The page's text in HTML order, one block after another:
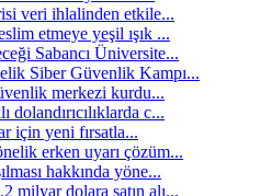
veri ihlalinden etkile...
etmeye yeşil ışık ...
Sabancı Üniversite...
Siber Güvenlik Kampı...
merkezi kurdu...
dolandırıcılıklarda c...
için yeni fırsatla...
erken uyarı çözüm...
hakkında yöne...
milyar dolara satın alı...